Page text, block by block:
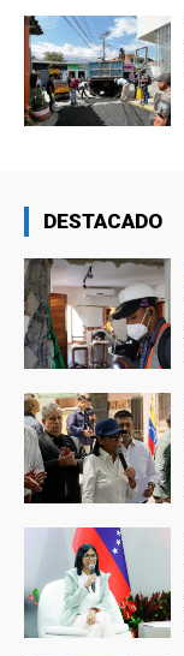
DESTACADO